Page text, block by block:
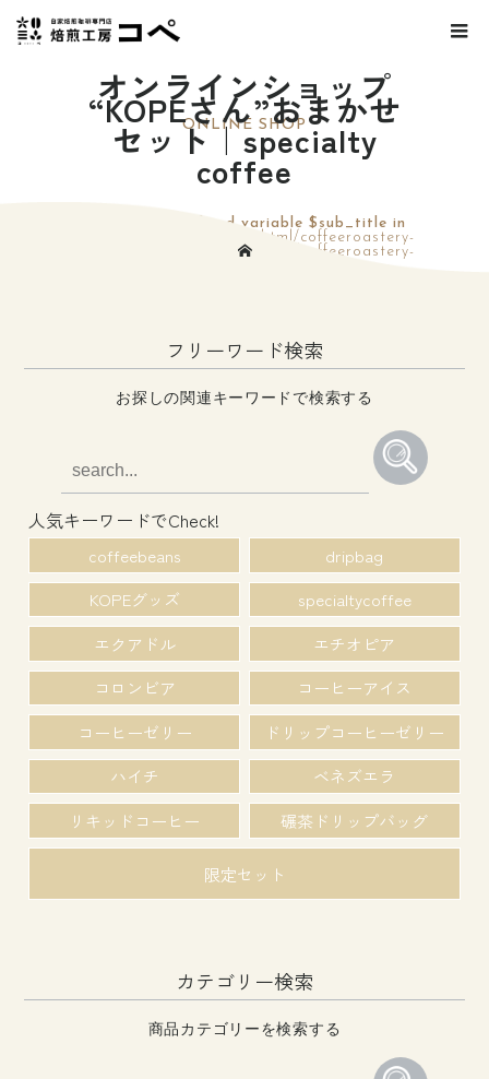
オンラインショップ
ONLINE SHOP
“KOPEさん”おまかせ
セット｜specialty
coffee
: Undefined variable $sub_title in
/home/r3464255/public_html/coffeeroastery-
kope.com/wp-content/themes/coffeeroastery-
フリーワード検索
お探しの関連キーワードで検索する
人気キーワードでCheck!
coffeebeans
dripbag
KOPEグッズ
specialtycoffee
エクアドル
エチオピア
コロンビア
コーヒーアイス
コーヒーゼリー
ドリップコーヒーゼリー
ハイチ
ベネズエラ
リキッドコーヒー
碾茶ドリップバッグ
限定セット
カテゴリー検索
商品カテゴリーを検索する